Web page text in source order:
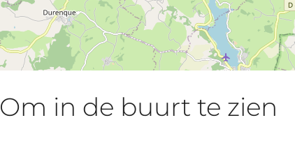
Om in de buurt te zien